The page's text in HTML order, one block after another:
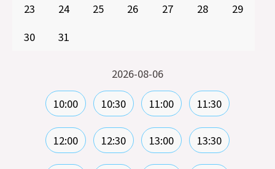
23
24 25 26 27 28
29
30
31
2026-08-06
10:00 10:30 11:00 11:30
12:00 12:30 13:00 13:30